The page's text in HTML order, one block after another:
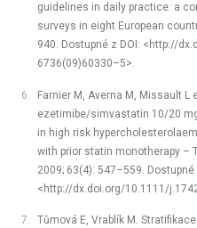
guidelines in daily practice: a
surveys in eight European
940. Dostupné z DOI: <http://
6736(09)60330–5>.
Farnier M, Averna M, Missault L
ezetimibe/simvastatin 10/20
in high risk
with prior statin monotherapy –⁠
2009; 63(4): 547–559. Dostupné
<http://dx.doi.org/10.1111/
Tůmová E, Vrablík M.